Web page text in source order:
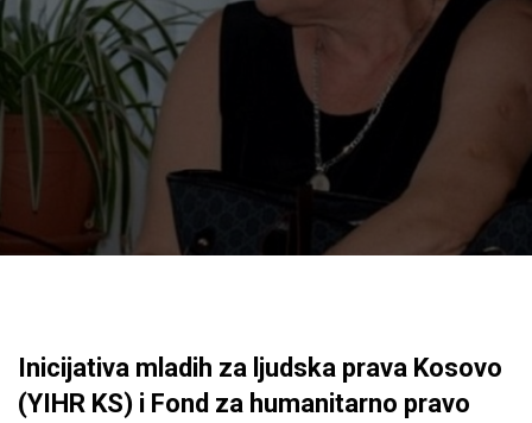
Inicijativa mladih za ljudska prava Kosovo
(YIHR KS) i Fond za humanitarno pravo